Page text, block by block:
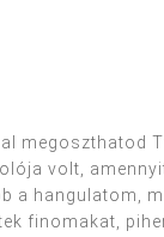
megoszthatod
volt,
a hangulatom,
finomakat,